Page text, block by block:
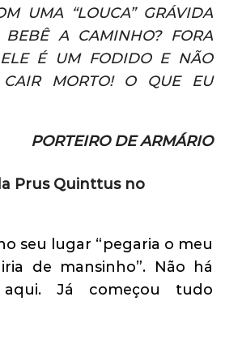
UMA “LOUCA” GRÁVIDA
A CAMINHO? FORA
É UM FODIDO E NÃO
MORTO! O QUE EU
PORTEIRO DE ARMÁRIO
Prus Quinttus no
seu lugar “pegaria o meu
de mansinho”. Não há
Já começou tudo